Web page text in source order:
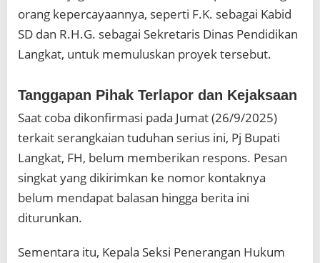
orang kepercayaannya, seperti F.K. sebagai Kabid
SD dan R.H.G. sebagai Sekretaris Dinas Pendidikan
Langkat, untuk memuluskan proyek tersebut.
Tanggapan Pihak Terlapor dan Kejaksaan
Saat coba dikonfirmasi pada Jumat (26/9/2025)
terkait serangkaian tuduhan serius ini, Pj Bupati
Langkat, FH, belum memberikan respons. Pesan
singkat yang dikirimkan ke nomor kontaknya
belum mendapat balasan hingga berita ini
diturunkan.
Sementara itu, Kepala Seksi Penerangan Hukum